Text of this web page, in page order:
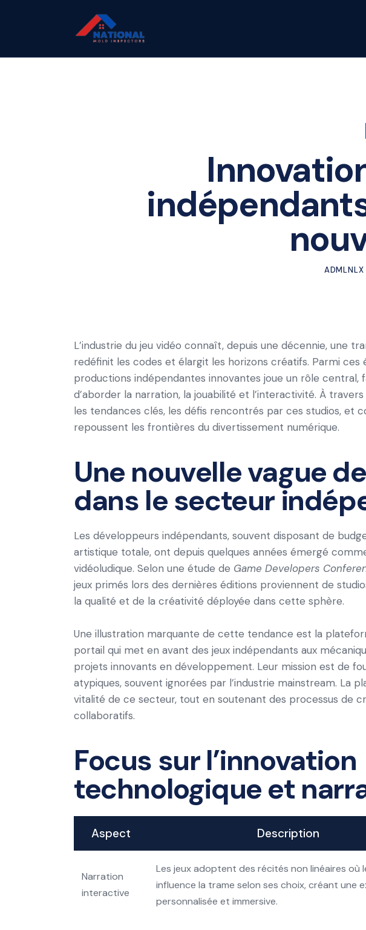
ADMLNLX
L’industrie du jeu vidéo connaît, depuis une décennie, une
redéfinit les codes et élargit les horizons créatifs. Parmi ces
productions indépendantes innovantes joue un rôle central,
d’aborder la narration, la jouabilité et l’interactivité. À
les tendances clés, les défis rencontrés par ces studios, et
repoussent les frontières du divertissement numérique.
Une nouvelle vague
dans le secteur
Les développeurs indépendants, souvent disposant de
artistique totale, ont depuis quelques années émergé
vidéoludique. Selon une étude de Game Developers
jeux primés lors des dernières éditions proviennent de
la qualité et de la créativité déployée dans cette sphère.
Une illustration marquante de cette tendance est la
portail qui met en avant des jeux indépendants aux
projets innovants en développement. Leur mission est de
atypiques, souvent ignorées par l’industrie mainstream. La
vitalité de ce secteur, tout en soutenant des processus de
collaboratifs.
Focus sur l’innovation
technologique et
Aspect Description
Narration
interactive
Les jeux adoptent des récités non linéaires où
influence la trame selon ses choix, créant une
personnalisée et immersive.